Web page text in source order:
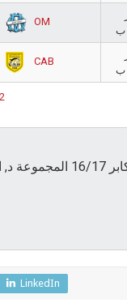
OM
CAB
2
LinkedIn